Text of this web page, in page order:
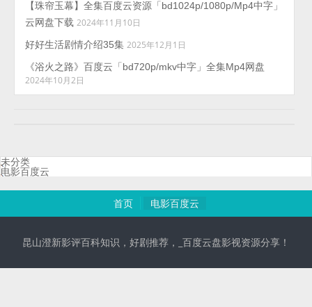
【珠帘玉幕】全集百度云资源「bd1024p/1080p/Mp4中字」
云网盘下载 2024年11月10日
好好生活剧情介绍35集 2025年12月1日
《浴火之路》百度云「bd720p/mkv中字」全集Mp4网盘
2024年10月2日
未分类
电影百度云
首页 电影百度云
昆山澄新影评百科知识，好剧推荐，_百度云盘影视资源分享！